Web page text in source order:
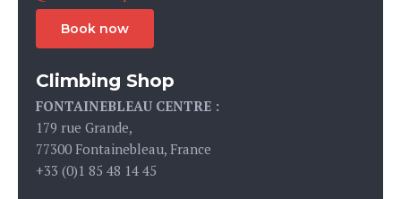
Book now
Climbing Shop
FONTAINEBLEAU CENTRE :
179 rue Grande,
77300 Fontainebleau, France
+33 (0)1 85 48 14 45